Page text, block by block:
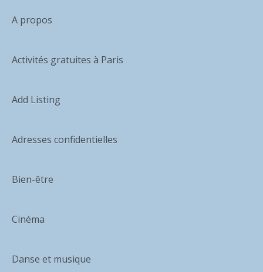
A propos
Activités gratuites à Paris
Add Listing
Adresses confidentielles
Bien-être
Cinéma
Danse et musique